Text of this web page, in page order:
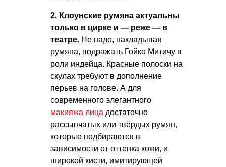
2. Клоунские румяна актуальны
только в цирке и — реже — в
театре. Не надо, накладывая
румяна, подражать Гойко Митичу в
роли индейца. Красные полоски на
скулах требуют в дополнение
перьев на голове. А для
современного элегантного
макияжа лица достаточно
рассыпчатых или твёрдых румян,
которые подбираются в
зависимости от оттенка кожи, и
широкой кисти, имитирующей